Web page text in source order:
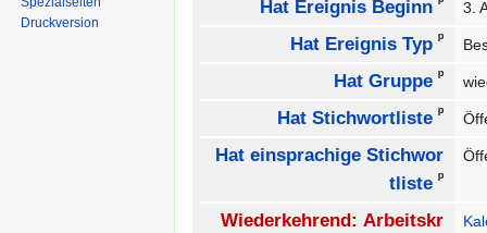
Hat Ereignis Beginn 3.
Hat Ereignis Typ ᵖ
Hat Gruppe ᵖ
Hat Stichwortliste ᵖ
Hat einsprachige Stichwor
tliste ᵖ
Wiederkehrend: Arbeitskr
Druckversion